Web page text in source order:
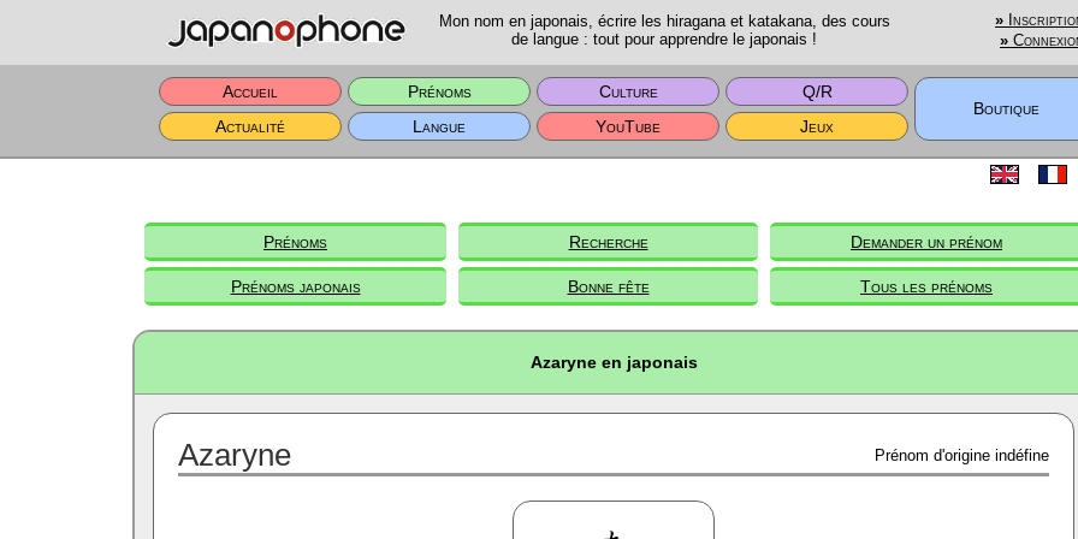
Mon nom en japonais, écrire les hiragana et katakana, des cours
de langue : tout pour apprendre le japonais !
»
»
Accueil Prénoms Culture
Q/R
Boutique
Actualité
Langue YouTube Jeux
Prénoms Recherche Demander un prénom
Prénoms japonais Bonne fête Tous les prénoms
Azaryne en japonais
Azaryne Prénom d'origine indéfine